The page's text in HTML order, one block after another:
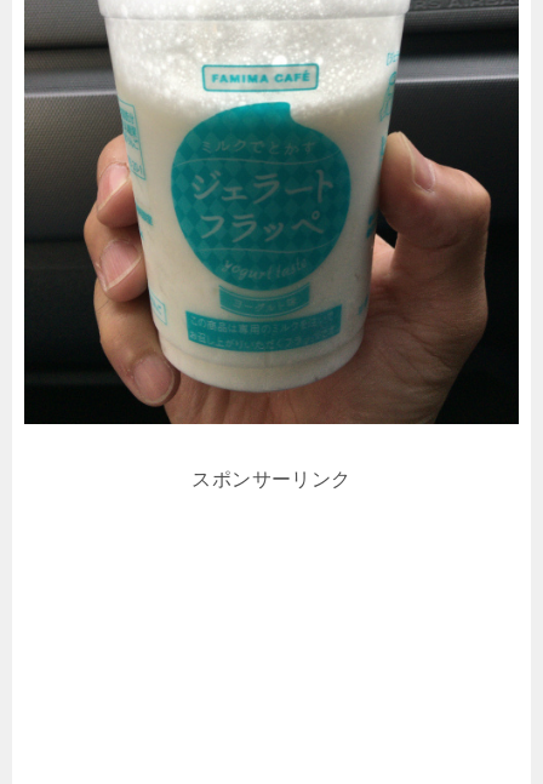
スポンサーリンク